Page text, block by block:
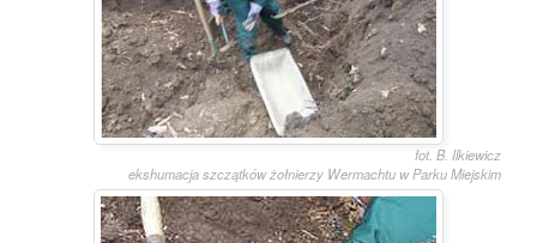
fot. B. Ilkiewicz
ekshumacja szczątków żołnierzy Wermachtu w Parku Miejskim